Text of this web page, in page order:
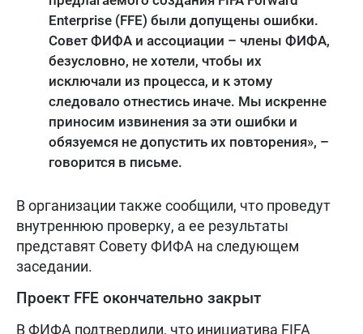
Enterprise (FFE) были допущены ошибки.
Совет ФИФА и ассоциации – члены ФИФА,
безусловно, не хотели, чтобы их
исключали из процесса, и к этому
следовало отнестись иначе. Мы искренне
приносим извинения за эти ошибки и
обязуемся не допустить их повторения», –
говорится в письме.
В организации также сообщили, что проведут
внутреннюю проверку, а ее результаты
представят Совету ФИФА на следующем
заседании.
Проект FFE окончательно закрыт
В ФИФА подтвердили, что инициатива FIFA